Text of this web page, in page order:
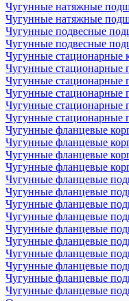
Чугунные натяжные
Чугунные натяжные
Чугунные подвесные
Чугунные подвесные
Чугунные стационарные
Чугунные
Чугунные стационарные
Чугунные
Чугунные
Чугунные
Чугунные фланцевые
Чугунные фланцевые
Чугунные фланцевые
Чугунные фланцевые
Чугунные фланцевые
Чугунные фланцевые
Чугунные фланцевые
Чугунные фланцевые
Чугунные фланцевые
Чугунные фланцевые
Чугунные фланцевые
Чугунные фланцевые
Чугунные фланцевые
Чугунные фланцевые